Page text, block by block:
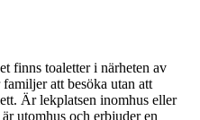
finns toaletter i närheten av
att besöka utan att
Är lekplatsen inomhus eller
utomhus och erbjuder en